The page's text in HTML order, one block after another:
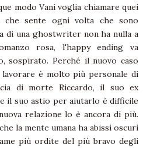
modo Vani voglia chiamare quei
che sente ogni volta che sono
di una ghostwriter non ha nulla a
rosa, l'happy ending va
sospirato. Perché il nuovo caso
è molto più personale di
di morte Riccardo, il suo ex
il suo astio per aiutarlo è difficile
relazione lo è ancora di più.
la mente umana ha abissi oscuri
più ordite del più bravo degli